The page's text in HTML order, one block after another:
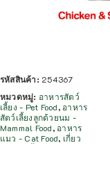
รหัสสินค้า: 254367
หมวดหมู่: อาหารสัตว์
เลี้ยง - Pet Food, อาหาร
สัตว์เลี้ยงลูกด้วยนม -
Mammal Food, อาหาร
แมว - Cat Food, เกี่ยว